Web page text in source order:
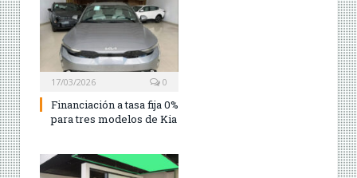
17/03/2026 0
Financiación a tasa fija 0%
para tres modelos de Kia